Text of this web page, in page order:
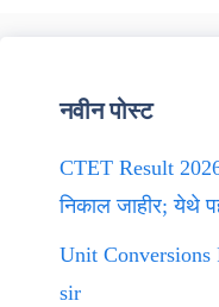
नवीन पोस्ट
CTET Result
निकाल जाहीर; येथे
Unit Conversions
sir